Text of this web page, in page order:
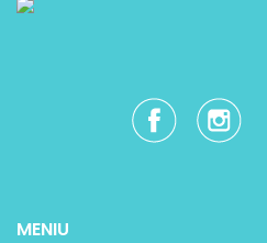
MENIU